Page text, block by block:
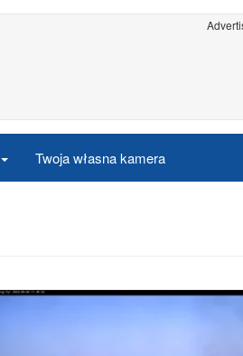
Twoja własna kamera